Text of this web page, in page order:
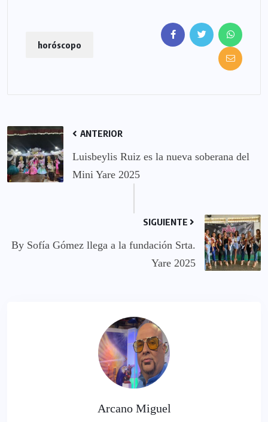
horóscopo
ANTERIOR
Luisbeylis Ruiz es la nueva soberana del
Mini Yare 2025
SIGUIENTE
By Sofía Gómez llega a la fundación Srta.
Yare 2025
Arcano Miguel